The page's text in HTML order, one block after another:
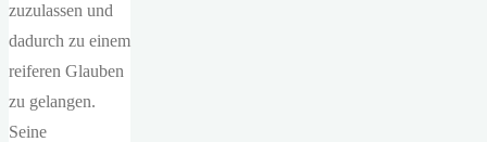
zuzulassen und
dadurch zu einem
reiferen Glauben
zu gelangen.
Seine